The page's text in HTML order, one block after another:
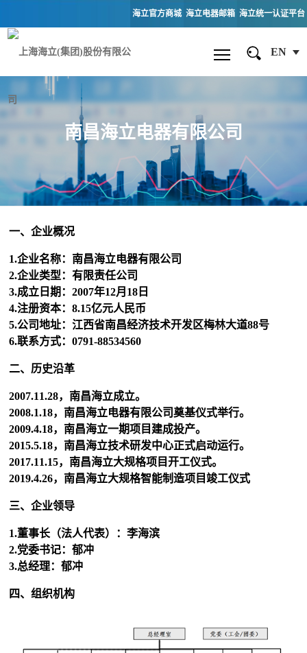
海立官方商城 海立电器邮箱 海立统一认证平台
EN
南昌海立电器有限公司
一、企业概况
1.企业名称：南昌海立电器有限公司
2.企业类型：有限责任公司
3.成立日期：2007年12月18日
4.注册资本：8.15亿元人民币
5.公司地址：江西省南昌经济技术开发区梅林大道88号
6.联系方式：0791-88534560
二、历史沿革
2007.11.28，南昌海立成立。
2008.1.18，南昌海立电器有限公司奠基仪式举行。
2009.4.18，南昌海立一期项目建成投产。
2015.5.18，南昌海立技术研发中心正式启动运行。
2017.11.15，南昌海立大规格项目开工仪式。
2019.4.26，南昌海立大规格智能制造项目竣工仪式
三、企业领导
1.董事长（法人代表）：李海滨
2.党委书记：郁冲
3.总经理：郁冲
四、组织机构